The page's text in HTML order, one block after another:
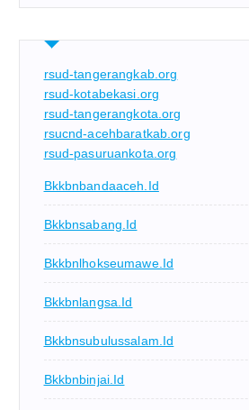
rsud-tangerangkab.org
rsud-kotabekasi.org
rsud-tangerangkota.org
rsucnd-acehbaratkab.org
rsud-pasuruankota.org
Bkkbnbandaaceh.id
Bkkbnsabang.id
Bkkbnlhokseumawe.id
Bkkbnlangsa.id
Bkkbnsubulussalam.id
Bkkbnbinjai.id